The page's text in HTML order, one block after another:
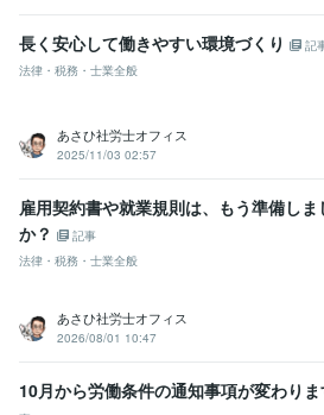
長く安心して働きやすい環境づくり
記
法律・税務・士業全般
あさひ社労士オフィス
2025/11/03 02:57
雇用契約書や就業規則は、もう準備しま
か？
記事
法律・税務・士業全般
あさひ社労士オフィス
2026/08/01 10:47
10月から労働条件の通知事項が変わり